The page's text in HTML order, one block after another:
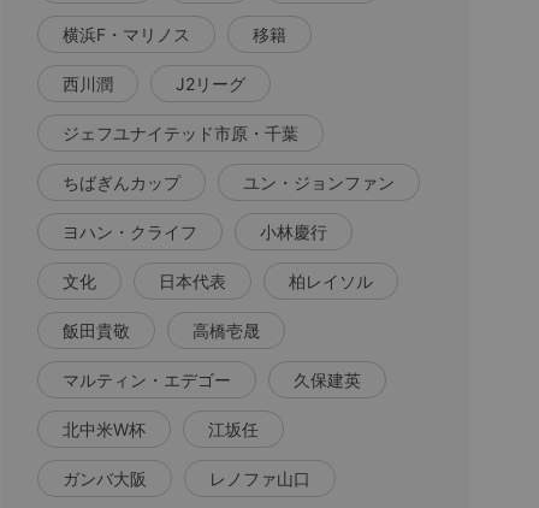
横浜F・マリノス 移籍
西川潤 J2リーグ
ジェフユナイテッド市原・千葉
ちばぎんカップ ユン・ジョンファン
ヨハン・クライフ 小林慶行
文化 日本代表 柏レイソル
飯田貴敬 高橋壱晟
マルティン・エデゴー 久保建英
北中米W杯 江坂任
ガンバ大阪 レノファ山口